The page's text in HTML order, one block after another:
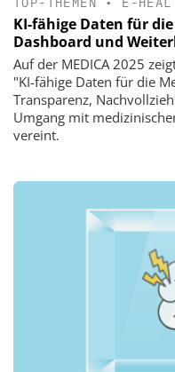
KI-fähige Daten für
Dashboard und
Auf der MEDICA 2025
"KI-fähige Daten für die
Transparenz,
Umgang mit
vereint.